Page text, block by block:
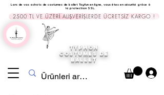
Lors de vos achats de costumes de ballet Tayfun en ligne, vous êtes en sécurité grâce à
la protection SSL.
2500 TL VE ÜZERİ ALIŞVERİŞLERDE ÜCRETSİZ KARGO !
TYPHON
COSTUMES DE
BALLET